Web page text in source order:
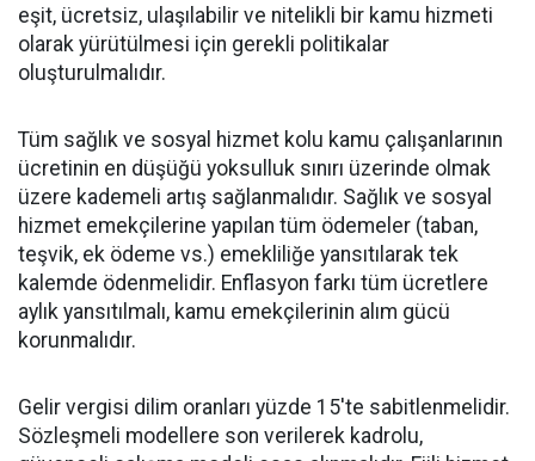
eşit, ücretsiz, ulaşılabilir ve nitelikli bir kamu hizmeti
olarak yürütülmesi için gerekli politikalar
oluşturulmalıdır.
Tüm sağlık ve sosyal hizmet kolu kamu çalışanlarının
ücretinin en düşüğü yoksulluk sınırı üzerinde olmak
üzere kademeli artış sağlanmalıdır. Sağlık ve sosyal
hizmet emekçilerine yapılan tüm ödemeler (taban,
teşvik, ek ödeme vs.) emekliliğe yansıtılarak tek
kalemde ödenmelidir. Enflasyon farkı tüm ücretlere
aylık yansıtılmalı, kamu emekçilerinin alım gücü
korunmalıdır.
Gelir vergisi dilim oranları yüzde 15'te sabitlenmelidir.
Sözleşmeli modellere son verilerek kadrolu,